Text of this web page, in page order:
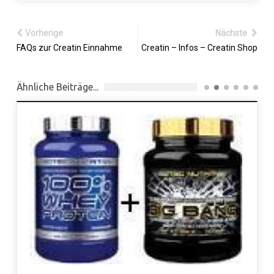
Vorherige
FAQs zur Creatin Einnahme
Nächste
Creatin – Infos – Creatin Shop
Ähnliche Beiträge...